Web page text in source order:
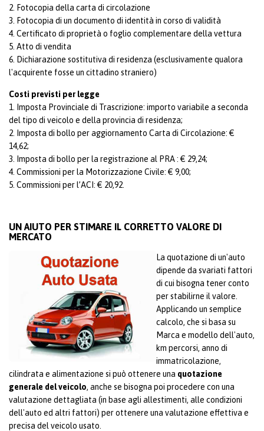
2. Fotocopia della carta di circolazione
3. Fotocopia di un documento di identità in corso di validità
4. Certificato di proprietà o foglio complementare della vettura
5. Atto di vendita
6. Dichiarazione sostitutiva di residenza (esclusivamente qualora
l'acquirente fosse un cittadino straniero)
Costi previsti per legge
1. Imposta Provinciale di Trascrizione: importo variabile a seconda
del tipo di veicolo e della provincia di residenza;
2. Imposta di bollo per aggiornamento Carta di Circolazione: €
14,62;
3. Imposta di bollo per la registrazione al PRA : € 29,24;
4. Commissioni per la Motorizzazione Civile: € 9,00;
5. Commissioni per l’ACI: € 20,92.
UN AIUTO PER STIMARE IL CORRETTO VALORE DI
MERCATO
La quotazione di un'auto
dipende da svariati fattori
di cui bisogna tener conto
per stabilirne il valore.
Applicando un semplice
calcolo, che si basa su
Marca e modello dell'auto,
km percorsi, anno di
immatricolazione,
cilindrata e alimentazione si può ottenere una quotazione
generale del veicolo, anche se bisogna poi procedere con una
valutazione dettagliata (in base agli allestimenti, alle condizioni
dell'auto ed altri fattori) per ottenere una valutazione effettiva e
precisa del veicolo usato.